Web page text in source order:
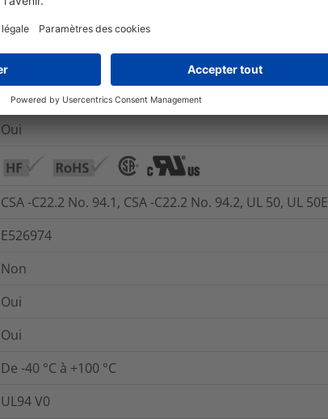
Oui
Oui
illimitée
Oui
CSA -C22.2 No. 94.1, CSA -C22.2 No. 94.2, UL 50, UL 50E
E526974
Non
Oui
Oui
De -40 °C à +100 °C
UL94 V0